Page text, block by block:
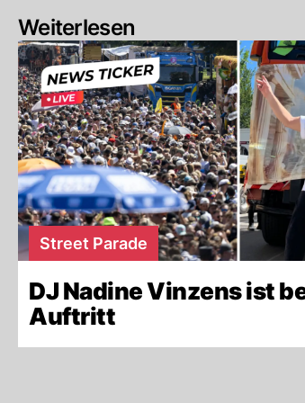
Weiterlesen
Street Parade
DJ Nadine Vinzens ist
Auftritt